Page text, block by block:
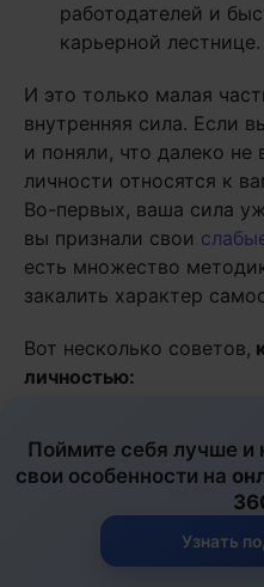
работодателей и
карьерной лестнице.
И это только малая
внутренняя сила. Если
и поняли, что далеко не
личности относятся к
Во-первых, ваша сила
вы признали свои
есть множество
закалить характер
Вот несколько советов,
личностью:
может быть, вы
редко кому-то
стеснительны и вам
обидчикам?
в различных
Поймите себя лучше и
свои особенности на
Узнать